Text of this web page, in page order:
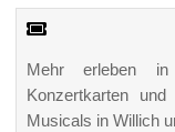
Mehr erleben
Konzertkarten
Musicals in Willich